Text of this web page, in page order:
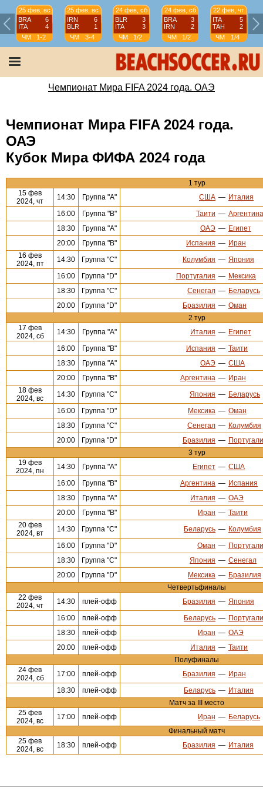
25 фев, вс
BRA
6
ITA
4
ЧМ
1-2
25 фев, вс
IRN
6
BLR
1
ЧМ
3-4
24 фев, сб
BLR
3
ITA
3
ЧМ
1/2
24 фев, сб
BRA
3
IRN
2
ЧМ
1/2
22 фев, чт
ITA
5
TAH
2
ЧМ
1/4
Чемпионат Мира FIFA 2024 года. ОАЭ
Чемпионат Мира FIFA 2024 года.
ОАЭ
Кубок Мира ФИФА 2024 года
1 тур
15 фев
2024, чт
14:30 Группа "А" США — Италия
16:00
Группа "В" Таити — Аргентина
18:30
Группа "А" ОАЭ — Египет
20:00
Группа "В" Испания — Иран
16 фев
2024, пт
14:30 Группа "С" Колумбия — Япония
16:00
Группа "D" Португалия — Мексика
18:30
Группа "С" Сенегал — Беларусь
20:00
Группа "D" Бразилия — Оман
2 тур
17 фев
2024, сб
14:30 Группа "А" Италия — Египет
16:00
Группа "В" Испания — Таити
18:30
Группа "А" ОАЭ — США
20:00
Группа "В" Аргентина — Иран
18 фев
2024, вс
14:30 Группа "С" Япония — Беларусь
16:00
Группа "D" Мексика — Оман
18:30
Группа "С" Сенегал — Колумбия
20:00
Группа "D" Бразилия —
3 тур
19 фев
2024, пн
14:30 Группа "А" Египет — США
16:00
Группа "В" Аргентина — Испания
18:30
Группа "А" Италия — ОАЭ
20:00
Группа "В" Иран — Таити
20 фев
2024, вт
14:30 Группа "С" Беларусь — Колумбия
16:00
Группа "D" Оман —
18:30
Группа "С" Япония — Сенегал
20:00
Группа "D" Мексика — Бразилия
Четвертьфиналы
22 фев
2024, чт
14:30 плей-офф Бразилия — Япония
16:00
плей-офф Беларусь —
18:30
плей-офф Иран — ОАЭ
20:00
плей-офф Италия — Таити
Полуфиналы
24 фев
2024, сб
17:00 плей-офф Бразилия — Иран
18:30
плей-офф Беларусь — Италия
Матч за III место
25 фев
2024, вс
17:00 плей-офф Иран — Беларусь
Финальный матч
25 фев
2024, вс
18:30 плей-офф Бразилия — Италия